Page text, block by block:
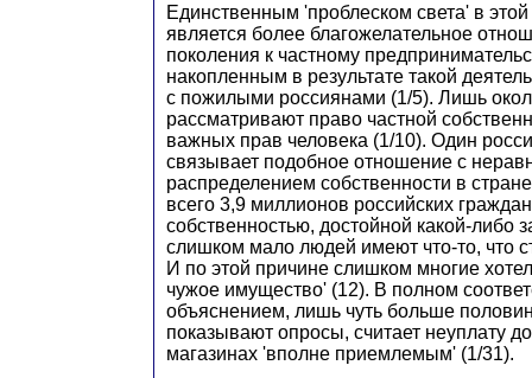
Единственным 'проблеском света' в
является более благожелательное
поколения к частному
накопленным в результате такой
с пожилыми россиянами (1/5). Лишь
рассматривают право частной
важных прав человека (1/10). Один
связывает подобное отношение с
распределением собственности в
всего 3,9 миллионов российских
собственностью, достойной какой-либо
слишком мало людей имеют что-то, что
И по этой причине слишком многие
чужое имущество' (12). В полном
объяснением, лишь чуть больше
показывают опросы, считает неуплату
магазинах 'вполне приемлемым' (1/31).